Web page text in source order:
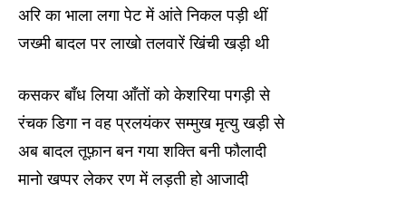
अरि का भाला लगा पेट में आंते निकल पड़ी थीं
जख्मी बादल पर लाखो तलवारें खिंची खड़ी थी
कसकर बाँध लिया आँतों को केशरिया पगड़ी से
रंचक डिगा न वह प्रलयंकर सम्मुख मृत्यु खड़ी से
अब बादल तूफ़ान बन गया शक्ति बनी फौलादी
मानो खप्पर लेकर रण में लड़ती हो आजादी